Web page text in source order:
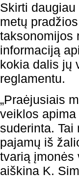
Skirti
metų
taksonomijos
informaciją
kokia dalis jų
reglamentu.
„Praėjusiais
veiklos
suderinta.
pajamų iš
tvarią įmonės
aiškina K.